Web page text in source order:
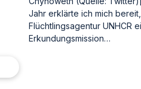
Jahr erklärte ich mich
Flüchtlingsagentur UNHCR
Erkundungsmission…